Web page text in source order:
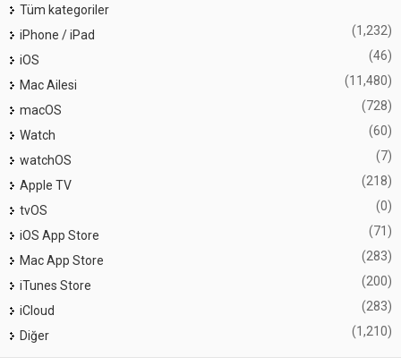
Tüm kategoriler
iPhone / iPad
(1,232)
iOS (46)
Mac Ailesi (11,480)
macOS (728)
Watch (60)
watchOS (7)
Apple TV (218)
tvOS (0)
iOS App Store (71)
Mac App Store (283)
iTunes Store (200)
iCloud (283)
Diğer (1,210)